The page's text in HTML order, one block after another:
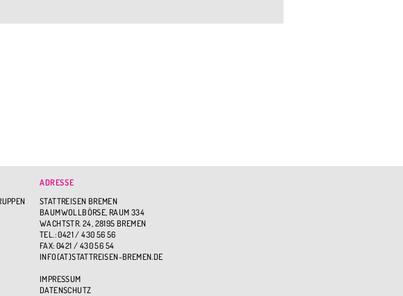
ADRESSE
STATTREISEN BREMEN
BAUMWOLLBÖRSE, RAUM 334
WACHTSTR. 24, 28195 BREMEN
TEL.: 0421 / 430 56 56
FAX: 0421 / 430 56 54
INFO(AT)STATTREISEN-BREMEN.DE
IMPRESSUM
DATENSCHUTZ